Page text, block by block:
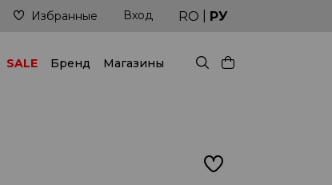
в кратчайшие сроки
Избранные Вход RO РУ
SALE Бренд Магазины